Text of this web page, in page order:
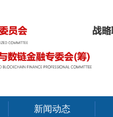
新闻动态